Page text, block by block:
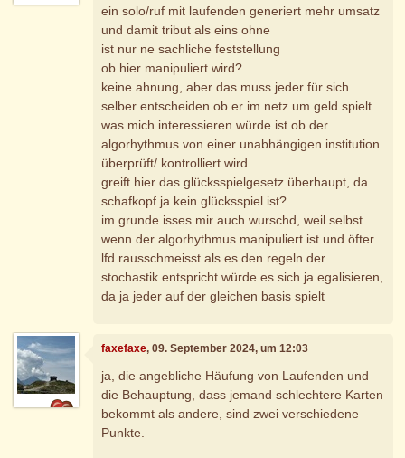
ein solo/ruf mit laufenden generiert mehr umsatz
und damit tribut als eins ohne
ist nur ne sachliche feststellung
ob hier manipuliert wird?
keine ahnung, aber das muss jeder für sich
selber entscheiden ob er im netz um geld spielt
was mich interessieren würde ist ob der
algorhythmus von einer unabhängigen institution
überprüft/ kontrolliert wird
greift hier das glücksspielgesetz überhaupt, da
schafkopf ja kein glücksspiel ist?
im grunde isses mir auch wurschd, weil selbst
wenn der algorhythmus manipuliert ist und öfter
lfd rausschmeisst als es den regeln der
stochastik entspricht würde es sich ja egalisieren,
da ja jeder auf der gleichen basis spielt
faxefaxe, 09. September 2024, um 12:03
ja, die angebliche Häufung von Laufenden und
die Behauptung, dass jemand schlechtere Karten
bekommt als andere, sind zwei verschiedene
Punkte.